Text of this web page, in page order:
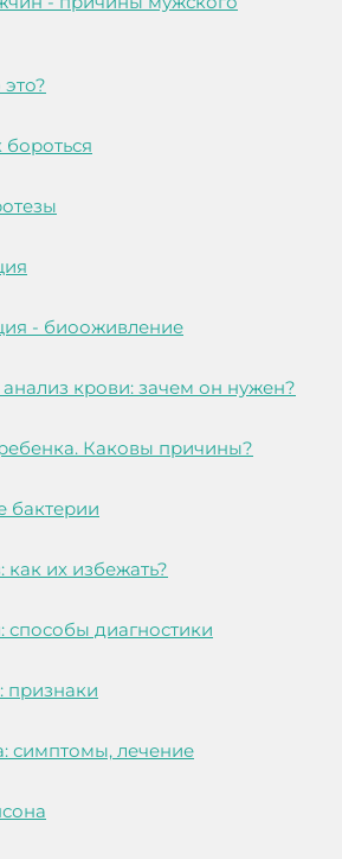
бороться
- биооживление
крови: зачем он нужен?
Каковы причины?
бактерии
их избежать?
способы диагностики
признаки
симптомы, лечение